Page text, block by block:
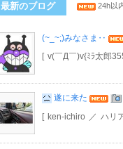
最新のブログ 24h以
(~_~;)みなさま‥
[ v(￣Д￣)v{ﾐﾗ太郎
遂に来た
[ ken-ichiro ／ ハリ